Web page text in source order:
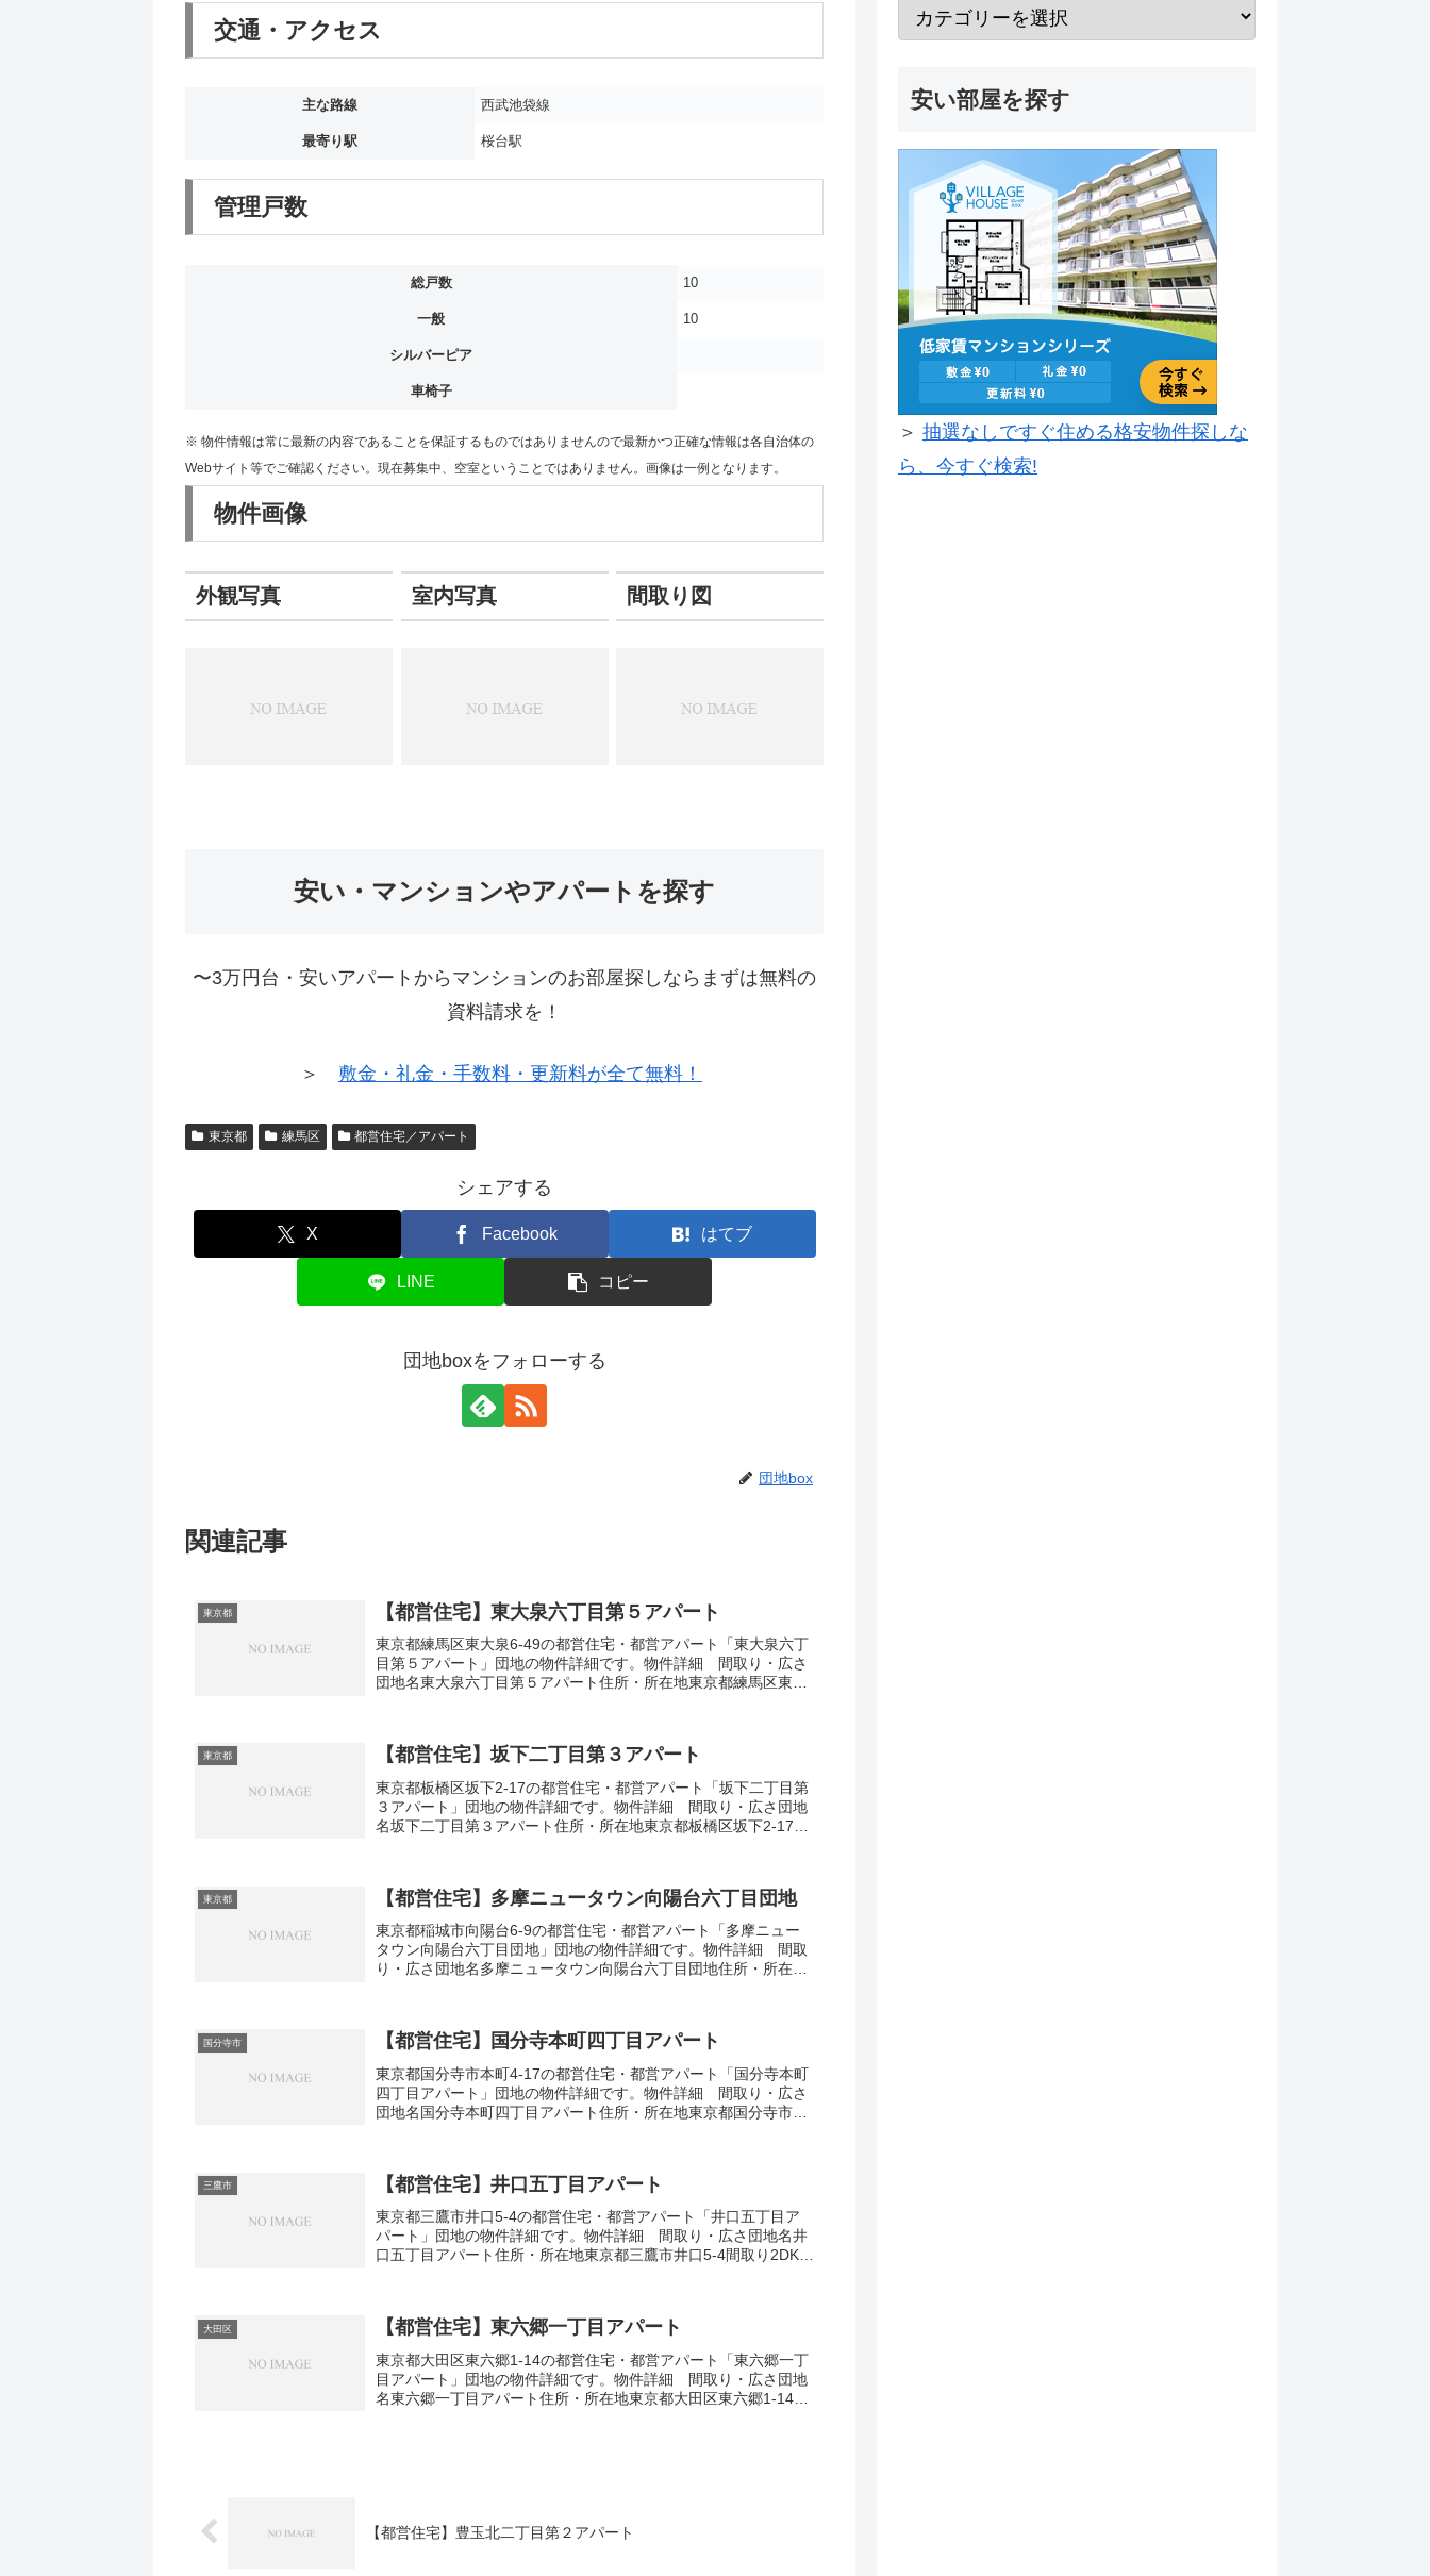
交通・アクセス
主な路線 西武池袋線
最寄り駅 桜台駅
管理戸数
総戸数 10
一般 10
シルバーピア
車椅子
※ 物件情報は常に最新の内容であることを保証するものではありませんので最新かつ正確な情報は各自治体の
Webサイト等でご確認ください。現在募集中、空室ということではありません。画像は一例となります。
物件画像
外観写真 室内写真 間取り図
安い・マンションやアパートを探す
〜3万円台・安いアパートからマンションのお部屋探しならまずは無料の
資料請求を！
＞ 敷金・礼金・手数料・更新料が全て無料！
東京都 練馬区 都営住宅／アパート
シェアする
X Facebook はてブ
LINE コピー
団地boxをフォローする
団地box
関連記事
東京都 【都営住宅】東大泉六丁目第５アパート
東京都練馬区東大泉6-49の都営住宅・都営アパート「東大泉六丁
目第５アパート」団地の物件詳細です。物件詳細 間取り・広さ
団地名東大泉六丁目第５アパート住所・所在地東京都練馬区東大
東京都 【都営住宅】坂下二丁目第３アパート
東京都板橋区坂下2-17の都営住宅・都営アパート「坂下二丁目第
３アパート」団地の物件詳細です。物件詳細 間取り・広さ団地
名坂下二丁目第３アパート住所・所在地東京都板橋区坂下2-17間
東京都 【都営住宅】多摩ニュータウン向陽台六丁目団地
東京都稲城市向陽台6-9の都営住宅・都営アパート「多摩ニュー
タウン向陽台六丁目団地」団地の物件詳細です。物件詳細 間取
り・広さ団地名多摩ニュータウン向陽台六丁目団地住所・所在地
国分寺市 【都営住宅】国分寺本町四丁目アパート
東京都国分寺市本町4-17の都営住宅・都営アパート「国分寺本町
四丁目アパート」団地の物件詳細です。物件詳細 間取り・広さ
団地名国分寺本町四丁目アパート住所・所在地東京都国分寺市本
三鷹市 【都営住宅】井口五丁目アパート
東京都三鷹市井口5-4の都営住宅・都営アパート「井口五丁目ア
パート」団地の物件詳細です。物件詳細 間取り・広さ団地名井
口五丁目アパート住所・所在地東京都三鷹市井口5-4間取り2DK-
大田区 【都営住宅】東六郷一丁目アパート
東京都大田区東六郷1-14の都営住宅・都営アパート「東六郷一丁
目アパート」団地の物件詳細です。物件詳細 間取り・広さ団地
名東六郷一丁目アパート住所・所在地東京都大田区東六郷1-14間
【都営住宅】豊玉北二丁目第２アパート
安い部屋を探す
＞ 抽選なしですぐ住める格安物件探しな
ら、今すぐ検索!